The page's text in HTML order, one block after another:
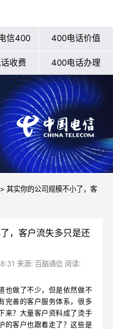
信400 400电话价值
收费 400电话办理
其实你的公司规模不小了，客
，客户流失多只是还
来源: 百脑通信 阅读:
也做了不少，但是依然做不
完善的客户服务体系，很多
来？大量客户资料成了烫手
的客户也跟着走了？这些是